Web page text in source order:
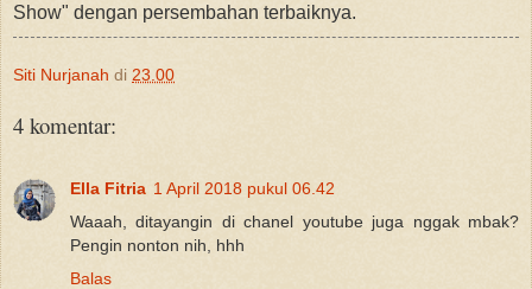
Show" dengan persembahan terbaiknya.
Siti Nurjanah di 23.00
4 komentar:
Ella Fitria 1 April 2018 pukul 06.42
Waaah, ditayangin di chanel youtube juga nggak mbak?
Pengin nonton nih, hhh
Balas